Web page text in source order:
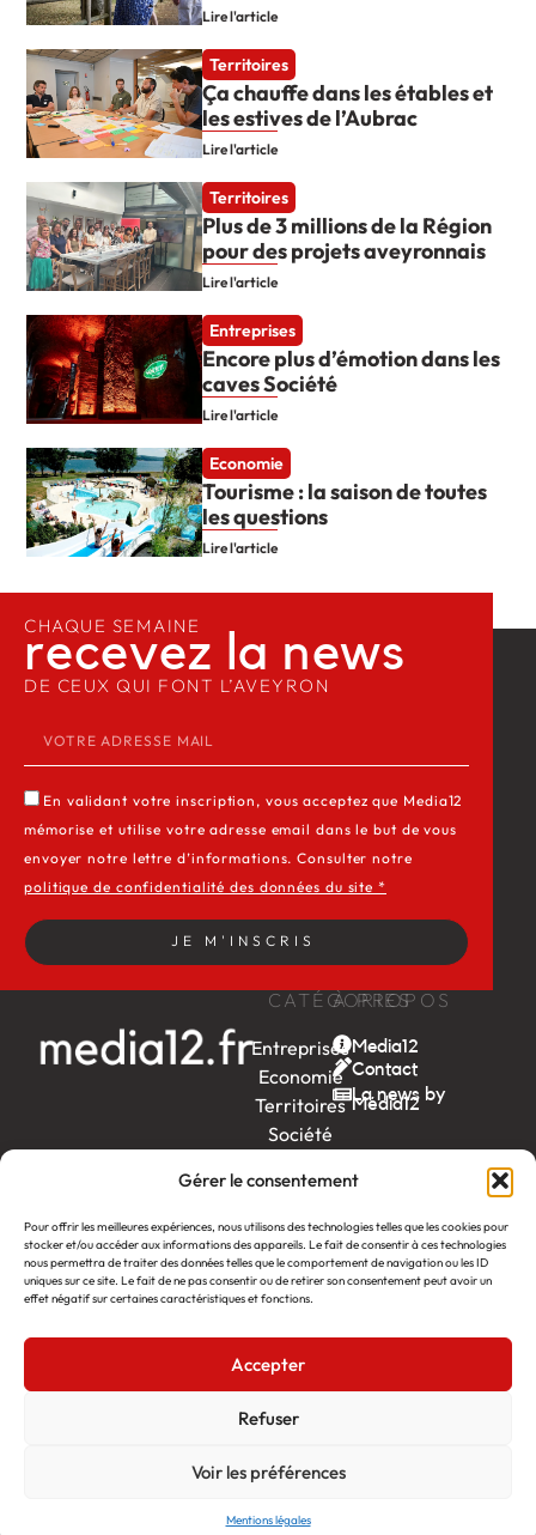
Gérer le consentement
Pour offrir les meilleures expériences, nous utilisons des technologies telles que les cookies pour
stocker et/ou accéder aux informations des appareils. Le fait de consentir à ces technologies
nous permettra de traiter des données telles que le comportement de navigation ou les ID
uniques sur ce site. Le fait de ne pas consentir ou de retirer son consentement peut avoir un
effet négatif sur certaines caractéristiques et fonctions.
Accepter
Refuser
Voir les préférences
Mentions légales
Lire l'article
Territoires
Ça chauffe dans les étables et
les estives de l’Aubrac
Lire l'article
Territoires
Plus de 3 millions de la Région
pour des projets aveyronnais
Lire l'article
Entreprises
Encore plus d’émotion dans les
caves Société
Lire l'article
Economie
Tourisme : la saison de toutes
les questions
Lire l'article
CATÉGORIES
Entreprises
Economie
Territoires
Société
end
Ambition
by EDF
itw
by
Léa
À PROPOS
Media12
Contact
La news by
Média12
CHAQUE SEMAINE
recevez la news​
DE CEUX QUI FONT L’AVEYRON
En validant votre inscription, vous acceptez que Media12
mémorise et utilise votre adresse email dans le but de vous
envoyer notre lettre d’informations. Consulter notre
politique de confidentialité des données du site *
JE M'INSCRIS